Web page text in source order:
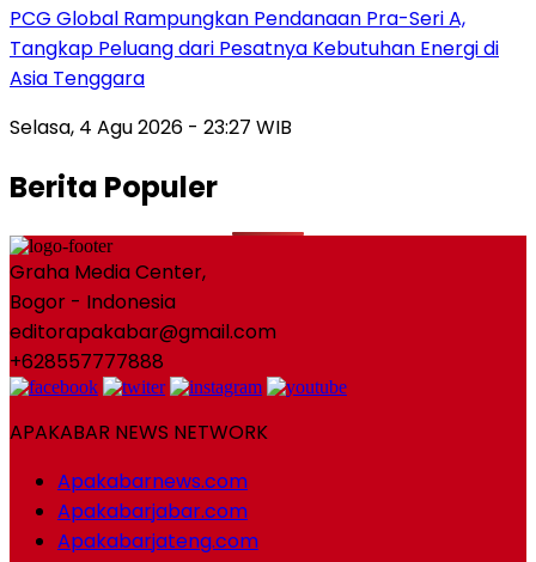
PCG Global Rampungkan Pendanaan Pra-Seri A,
Tangkap Peluang dari Pesatnya Kebutuhan Energi di
Asia Tenggara
Selasa, 4 Agu 2026 - 23:27 WIB
Berita Populer
Graha Media Center,
Bogor - Indonesia
editorapakabar@gmail.com
+628557777888
APAKABAR NEWS NETWORK
Apakabarnews.com
Apakabarjabar.com
Apakabarjateng.com